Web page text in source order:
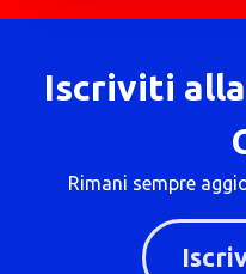
Iscriviti
Rimani sempre